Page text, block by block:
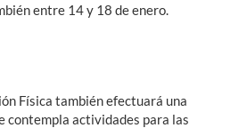
entre 14 y 18 de enero.
Física también efectuará una
contempla actividades para las